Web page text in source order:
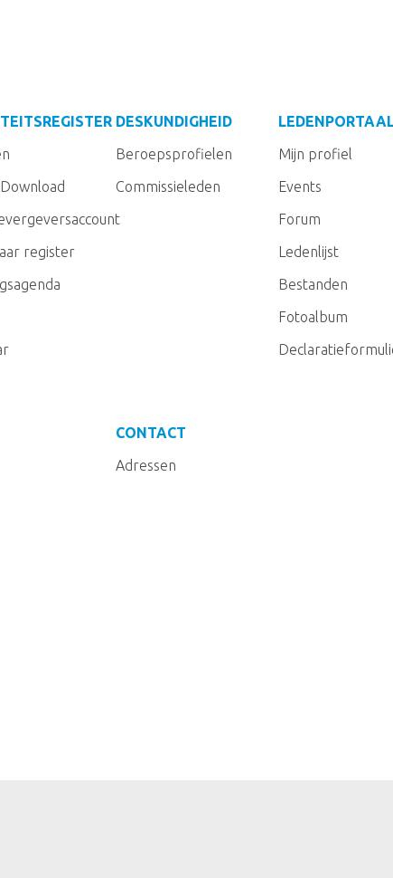
register
DESKUNDIGHEID
Beroepsprofielen
Commissieleden
Mijn profiel
Events
Forum
Ledenlijst
Bestanden
Fotoalbum
CONTACT
Adressen